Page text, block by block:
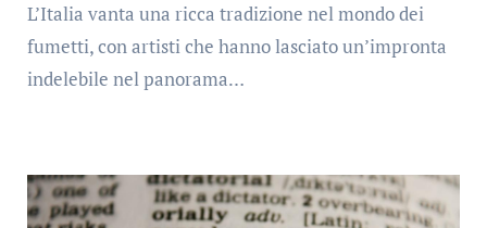
L’Italia vanta una ricca tradizione nel mondo dei
fumetti, con artisti che hanno lasciato un’impronta
indelebile nel panorama…